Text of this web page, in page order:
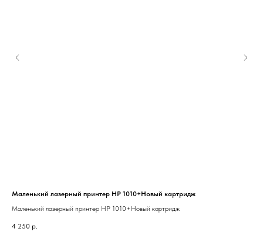
Маленький лазерный принтер HP 1010+Новый картридж
Маленький лазерный принтер HP 1010+Новый картридж
4 250 р.